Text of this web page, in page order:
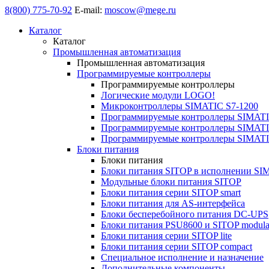
8(800) 775-70-92 E-mail: moscow@mege.ru
Каталог
Каталог
Промышленная автоматизация
Промышленная автоматизация
Программируемые контроллеры
Программируемые контроллеры
Логические модули LOGO!
Микроконтроллеры SIMATIC S7-1200
Программируемые контроллеры
Программируемые контроллеры
Программируемые контроллеры
Блоки питания
Блоки питания
Блоки питания SITOP в исполнении
Модульные блоки питания SITOP
Блоки питания серии SITOP smart
Блоки питания для AS-интерфейса
Блоки бесперебойного питания DC-UPS
Блоки питания PSU8600 и SITOP
Блоки питания серии SITOP lite
Блоки питания серии SITOP compact
Специальное исполнение и назначение